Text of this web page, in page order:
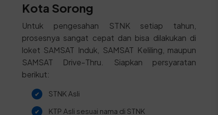
Kota Sorong
Untuk pengesahan STNK setiap tahun,
prosesnya sangat cepat dan bisa dilakukan di
loket SAMSAT Induk, SAMSAT Keliling, maupun
SAMSAT Drive-Thru. Siapkan persyaratan
berikut:
STNK Asli
KTP Asli sesuai nama di STNK